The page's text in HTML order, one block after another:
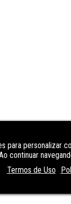
para personalizar
continuar
Termos de Uso